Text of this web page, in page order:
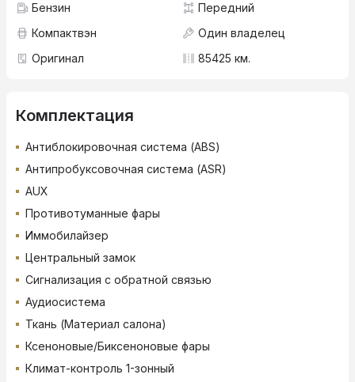
Бензин
Передний
Компактвэн
Один владелец
Оригинал
85425 км.
Комплектация
Антиблокировочная система (ABS)
Антипробуксовочная система (ASR)
AUX
Противотуманные фары
Иммобилайзер
Центральный замок
Сигнализация с обратной связью
Аудиосистема
Ткань (Материал салона)
Ксеноновые/Биксеноновые фары
Климат-контроль 1-зонный